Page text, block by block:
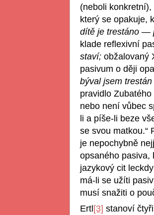
(neboli
který se opakuje,
dítě je trestáno —
klade reflexivní
staví; obžalovaný
pasivum o ději
býval jsem trestán
pravidlo
nebo není vůbec
li a píše-li beze
se svou matkou.“
je nepochybně
opsaného pasiva,
jazykový cit
má-li se užíti
musí snažiti o
Ertl [3] stanoví